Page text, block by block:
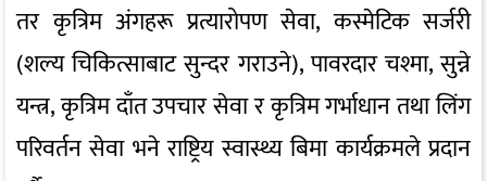
तर कृत्रिम अंगहरू प्रत्यारोपण सेवा, कस्मेटिक सर्जरी
(शल्य चिकित्साबाट सुन्दर गराउने), पावरदार चश्मा, सुन्ने
यन्त्र, कृत्रिम दाँत उपचार सेवा र कृत्रिम गर्भाधान तथा लिंग
परिवर्तन सेवा भने राष्ट्रिय स्वास्थ्य बिमा कार्यक्रमले प्रदान